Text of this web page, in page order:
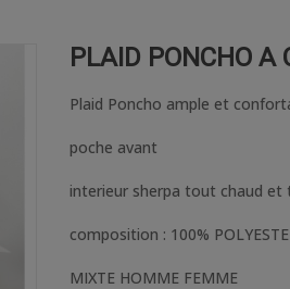
PLAID PONCHO A
Plaid Poncho ample et
poche avant
interieur sherpa tout chaud et
composition : 100%
MIXTE HOMME FEMME